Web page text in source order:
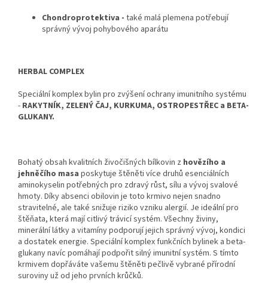
Chondroprotektiva - také malá plemena potřebují
správný vývoj pohybového aparátu
HERBAL COMPLEX
Speciální komplex bylin pro zvýšení ochrany imunitního systému
- RAKYTNÍK, ZELENÝ ČAJ, KURKUMA, OSTROPESTŘEC a BETA-
GLUKANY.
Bohatý obsah kvalitních živočišných bílkovin z hovězího a
jehněčího masa poskytuje štěněti více druhů esenciálních
aminokyselin potřeb­ných pro zdravý růst, sílu a vývoj svalové
hmoty. Díky absenci obi­lovin je toto krmivo nejen snadno
stravitelné, ale také snižuje riziko vzniku alergií. Je ideální pro
štěňata, která mají citlivý trávicí systém. Všechny živiny,
minerální látky a vitamíny podporují jejich správný vývoj, kondici
a dostatek energie. Speciální komplex funkčních bylinek a beta-
glukany navíc pomáhají podpořit silný imunitní systém. S tímto
krmivem dopřáváte vašemu štěněti pečlivě vybrané přírodní
suroviny už od jeho prvních krůčků.